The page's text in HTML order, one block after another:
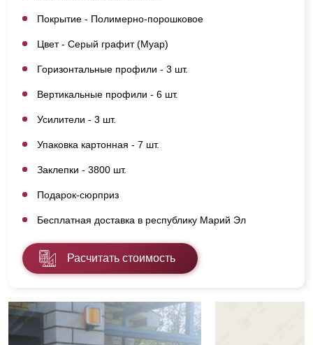
Покрытие - Полимерно-порошковое
Цвет - Серый графит (Муар)
Горизонтальные профили - 3 шт.
Вертикальные профили - 6 шт.
Усилители - 3 шт.
Упаковка картонная - 7 шт.
Заклепки - 3800 шт.
Подарок-сюрприз
Бесплатная доставка в республику Марий Эл
Расчитать стоимость